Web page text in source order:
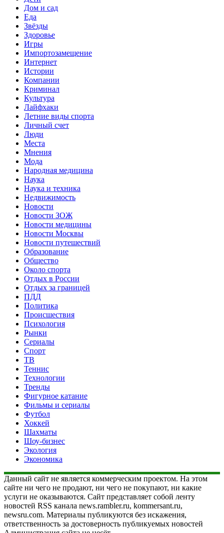
Дом и сад
Еда
Звёзды
Здоровье
Игры
Импортозамещение
Интернет
Истории
Компании
Криминал
Культура
Лайфхаки
Летние виды спорта
Личный счет
Люди
Места
Мнения
Мода
Народная медицина
Наука
Наука и техника
Недвижимость
Новости
Новости ЗОЖ
Новости медицины
Новости Москвы
Новости путешествий
Образование
Общество
Около спорта
Отдых в России
Отдых за границей
ПДД
Политика
Происшествия
Психология
Рынки
Сериалы
Спорт
ТВ
Теннис
Технологии
Тренды
Фигурное катание
Фильмы и сериалы
Футбол
Хоккей
Шахматы
Шоу-бизнес
Экология
Экономика
Данный сайт не является коммерческим проектом. На этом
сайте ни чего не продают, ни чего не покупают, ни какие
услуги не оказываются. Сайт представляет собой ленту
новостей RSS канала news.rambler.ru, kommersant.ru,
newsru.com. Материалы публикуются без искажения,
ответственность за достоверность публикуемых новостей